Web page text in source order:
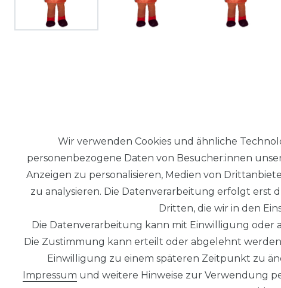
Wir verwenden Cookies und ähnliche
personenbezogene Daten von Besucher:innen
Anzeigen zu personalisieren, Medien von
zu analysieren. Die Datenverarbeitung erfolgt erst
Dritten, die wir in den
Die Datenverarbeitung kann mit Einwilligung
Die Zustimmung kann erteilt oder abgelehnt
Einwilligung zu einem späteren Zeitpunkt zu
Impressum und weitere Hinweise zur Verwendung